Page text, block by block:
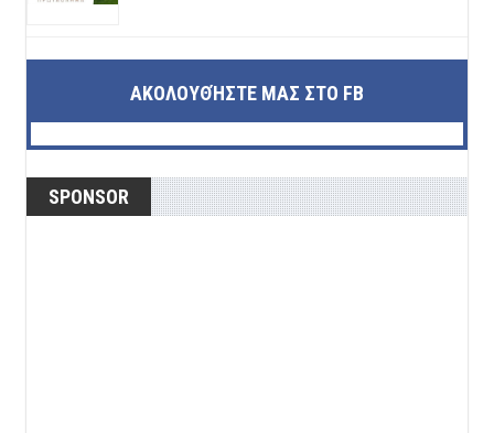
ΑΚΟΛΟΥΘΉΣΤΕ ΜΑΣ ΣΤΟ FB
SPONSOR